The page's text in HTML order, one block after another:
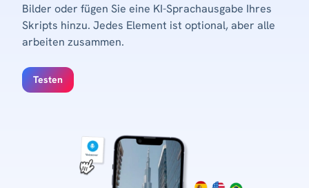
Bilder oder fügen Sie eine KI-Sprachausgabe Ihres
Skripts hinzu. Jedes Element ist optional, aber alle
arbeiten zusammen.
Testen